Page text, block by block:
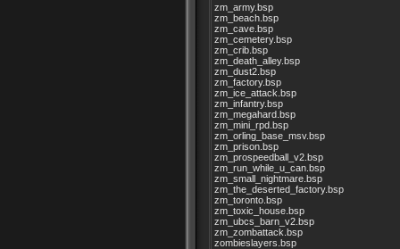
zm_army.bsp
zm_beach.bsp
zm_cave.bsp
zm_cemetery.bsp
zm_crib.bsp
zm_death_alley.bsp
zm_dust2.bsp
zm_factory.bsp
zm_ice_attack.bsp
zm_infantry.bsp
zm_megahard.bsp
zm_mini_rpd.bsp
zm_orling_base_msv.bsp
zm_prison.bsp
zm_prospeedball_v2.bsp
zm_run_while_u_can.bsp
zm_small_nightmare.bsp
zm_the_deserted_factory.bsp
zm_toronto.bsp
zm_toxic_house.bsp
zm_ubcs_barn_v2.bsp
zm_zombattack.bsp
zombieslayers.bsp